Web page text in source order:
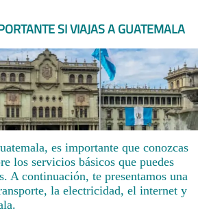
SI VIAJAS A GUATEMALA
es importante que conozcas
los servicios básicos que puedes
A continuación, te presentamos una
la electricidad, el internet y